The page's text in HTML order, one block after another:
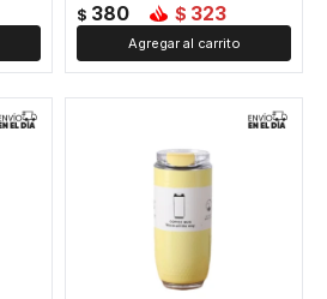
$ 380 $ 323